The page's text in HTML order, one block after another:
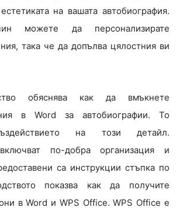
на вашата автобиография.
можете да персонализирате
така че да допълва цялостния ви
обяснява как да вмъкнете
в Word за автобиографии. То
на този детайл.
по-добра организация и
са инструкции стъпка по
показва как да получите
в Word и WPS Office. WPS Office е